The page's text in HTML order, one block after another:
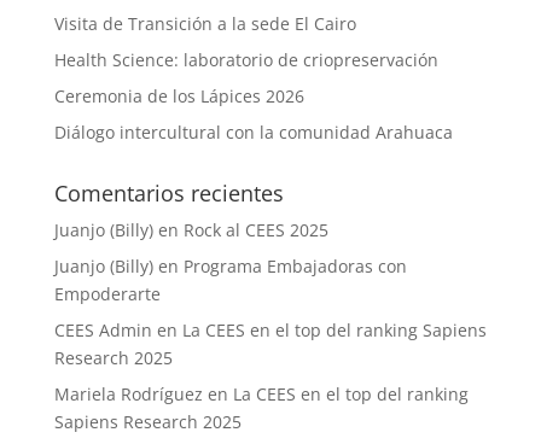
Visita de Transición a la sede El Cairo
Health Science: laboratorio de criopreservación
Ceremonia de los Lápices 2026
Diálogo intercultural con la comunidad Arahuaca
Comentarios recientes
Juanjo (Billy)en Rock al CEES 2025
Juanjo (Billy)en Programa Embajadoras con
Empoderarte
CEES Admin en La CEES en el top del ranking Sapiens
Research 2025
Mariela Rodríguez en La CEES en el top del ranking
Sapiens Research 2025